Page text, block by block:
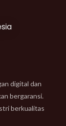
digital dan
bergaransi.
berkualitas